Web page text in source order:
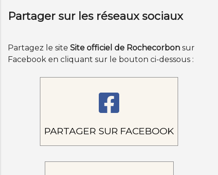
Partager sur les réseaux sociaux
Partagez le site Site officiel de Rochecorbon sur
Facebook en cliquant sur le bouton ci-dessous :
PARTAGER SUR FACEBOOK